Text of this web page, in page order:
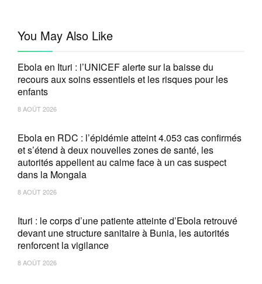
You May Also Like
Ebola en Ituri : l’UNICEF alerte sur la baisse du
recours aux soins essentiels et les risques pour les
enfants
8 AOÛT 2026
Ebola en RDC : l’épidémie atteint 4.053 cas confirmés
et s’étend à deux nouvelles zones de santé, les
autorités appellent au calme face à un cas suspect
dans la Mongala
8 AOÛT 2026
Ituri : le corps d’une patiente atteinte d’Ebola retrouvé
devant une structure sanitaire à Bunia, les autorités
renforcent la vigilance
8 AOÛT 2026